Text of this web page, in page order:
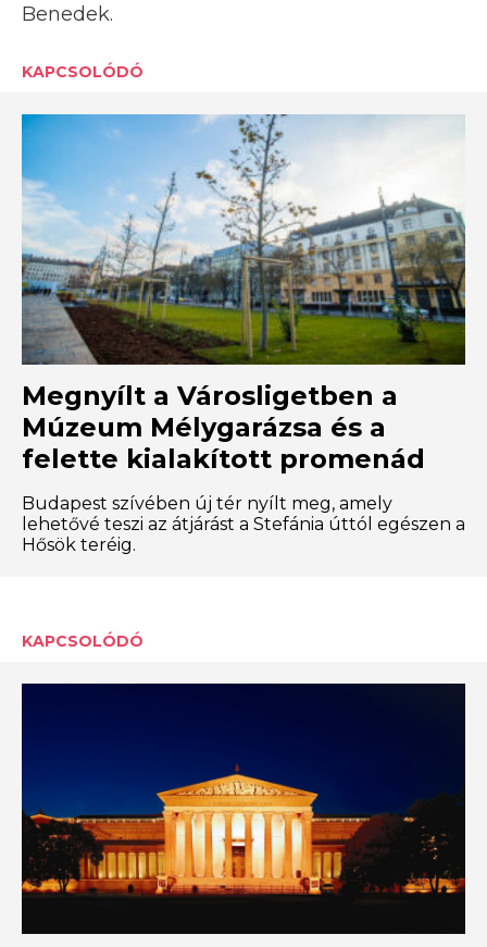
Benedek.
KAPCSOLÓDÓ
Megnyílt a Városligetben a
Múzeum Mélygarázsa és a
felette kialakított promenád
Budapest szívében új tér nyílt meg, amely
lehetővé teszi az átjárást a Stefánia úttól egészen a
Hősök teréig.
KAPCSOLÓDÓ